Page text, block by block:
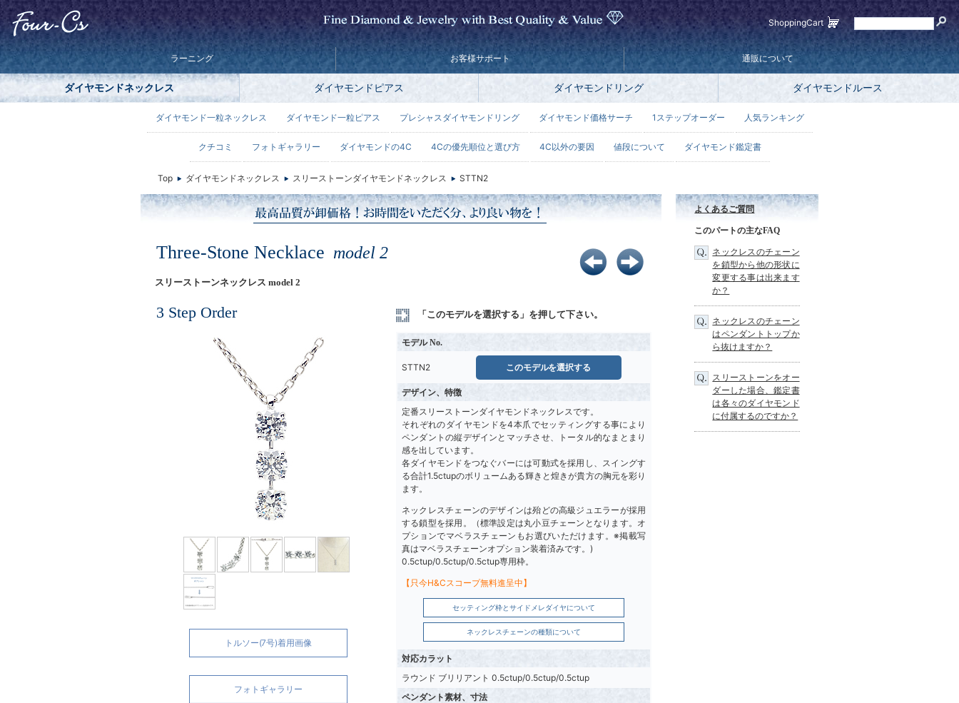
ラーニング お客様サポート 通販について
ダイヤモンドネックレス ダイヤモンドピアス ダイヤモンドリング ダイヤモンドルース
Three-Stone Necklace model 2
スリーストーンネックレス model 2
3 Step Order
トルソー(7号)着用画像
フォトギャラリー
「このモデルを選択する」を押して下さい。
モデル No.
STTN2 このモデルを選択する
デザイン、特徴
定番スリーストーンダイヤモンドネックレスです。
それぞれのダイヤモンドを4本爪でセッティングする事により
ペンダントの縦デザインとマッチさせ、トータル的なまとまり
感を出しています。
各ダイヤモンドをつなぐバーには可動式を採用し、スイングす
る合計1.5ctupのボリュームある輝きと煌きが貴方の胸元を彩り
ます。
ネックレスチェーンのデザインは殆どの高級ジュエラーが採用
する鎖型を採用。（標準設定は丸小豆チェーンとなります。オ
プションでマベラスチェーンもお選びいただけます。※掲載写
真はマベラスチェーンオプション装着済みです。)
0.5ctup/0.5ctup/0.5ctup専用枠。
【只今H&Cスコープ無料進呈中】
セッティング枠とサイドメレダイヤについて
ネックレスチェーンの種類について
対応カラット
ラウンド ブリリアント 0.5ctup/0.5ctup/0.5ctup
ペンダント素材、寸法
よくあるご質問
このパートの主なFAQ
ネックレスのチェーン
を鎖型から他の形状に
変更する事は出来ます
か？
ネックレスのチェーン
はペンダントトップか
ら抜けますか？
スリーストーンをオー
ダーした場合、鑑定書
は各々のダイヤモンド
に付属するのですか？
Top ダイヤモンドネックレス スリーストーンダイヤモンドネックレス STTN2
ShoppingCart
ダイヤモンド一粒ネックレス ダイヤモンド一粒ピアス プレシャスダイヤモンドリング ダイヤモンド価格サーチ 1ステップオーダー 人気ランキング
クチコミ フォトギャラリー ダイヤモンドの4C 4Cの優先順位と選び方 4C以外の要因 値段について ダイヤモンド鑑定書